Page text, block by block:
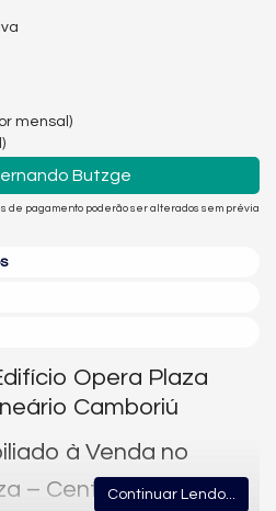
mensal)
Butzge
de pagamento poderão ser alterados sem prévia
Opera Plaza
Camboriú
à Venda no
– Centro deContinuar Lendo...